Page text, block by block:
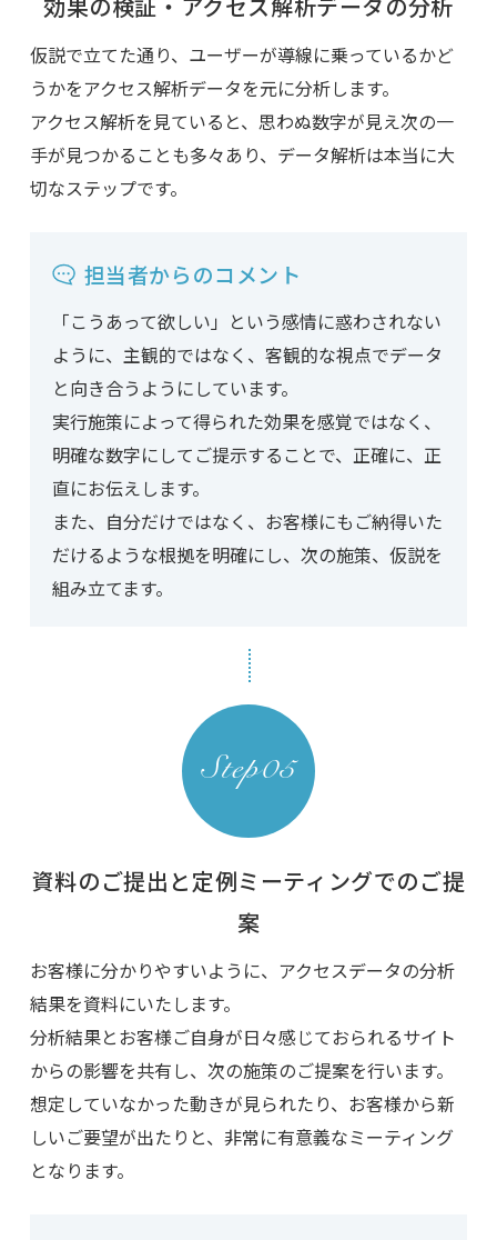
効果の検証・アクセス解析データの分析
仮説で立てた通り、ユーザーが導線に乗っているかど
うかをアクセス解析データを元に分析します。
アクセス解析を見ていると、思わぬ数字が見え次の一
手が見つかることも多々あり、データ解析は本当に大
切なステップです。
担当者からのコメント
「こうあって欲しい」という感情に惑わされない
ように、主観的ではなく、客観的な視点でデータ
と向き合うようにしています。
実行施策によって得られた効果を感覚ではなく、
明確な数字にしてご提示することで、正確に、正
直にお伝えします。
また、自分だけではなく、お客様にもご納得いた
だけるような根拠を明確にし、次の施策、仮説を
組み立てます。
資料のご提出と定例ミーティングでのご提
案
お客様に分かりやすいように、アクセスデータの分析
結果を資料にいたします。
分析結果とお客様ご自身が日々感じておられるサイト
からの影響を共有し、次の施策のご提案を行います。
想定していなかった動きが見られたり、お客様から新
しいご要望が出たりと、非常に有意義なミーティング
となります。